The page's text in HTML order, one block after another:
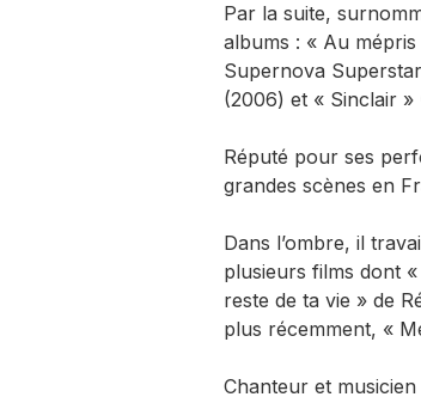
Par la suite,
albums : « Au
Supernova
(2006) et « Sinclair »
Réputé pour ses
grandes scènes en
Dans l’ombre, il
plusieurs films dont
reste de ta vie » de
plus récemment, «
Chanteur et